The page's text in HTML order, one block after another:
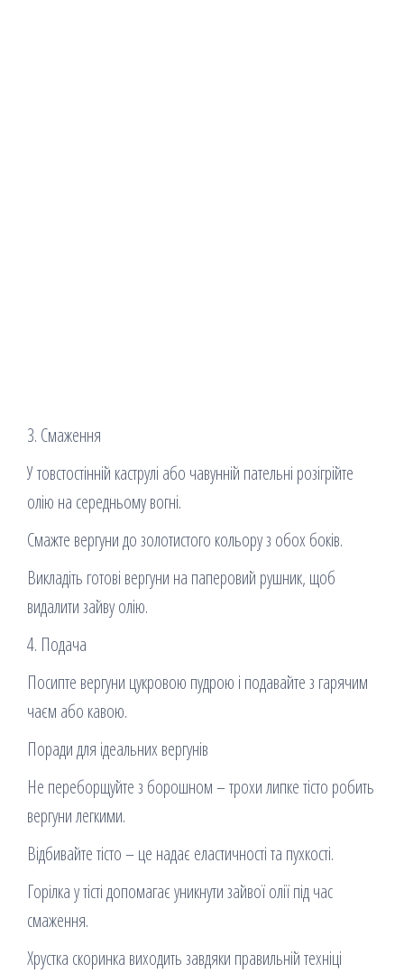
3. Смаження
У товстостінній каструлі або чавунній пательні розігрійте
олію на середньому вогні.
Смажте вергуни до золотистого кольору з обох боків.
Викладіть готові вергуни на паперовий рушник, щоб
видалити зайву олію.
4. Подача
Посипте вергуни цукровою пудрою і подавайте з гарячим
чаєм або кавою.
Поради для ідеальних вергунів
Не переборщуйте з борошном – трохи липке тісто робить
вергуни легкими.
Відбивайте тісто – це надає еластичності та пухкості.
Горілка у тісті допомагає уникнути зайвої олії під час
смаження.
Хрустка скоринка виходить завдяки правильній техніці